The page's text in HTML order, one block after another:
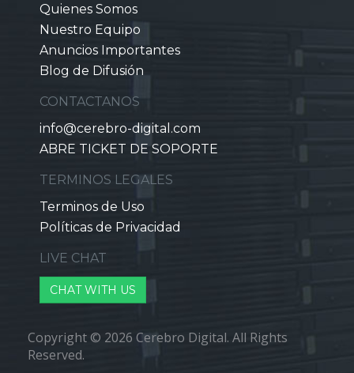
Quienes Somos
Nuestro Equipo
Anuncios Importantes
Blog de Difusión
CONTACTANOS
info@cerebro-digital.com
ABRE TICKET DE SOPORTE
TERMINOS LEGALES
Terminos de Uso
Políticas de Privacidad
LIVE CHAT
CHAT WITH US
Copyright © 2026 Cerebro Digital. All Rights
Reserved.